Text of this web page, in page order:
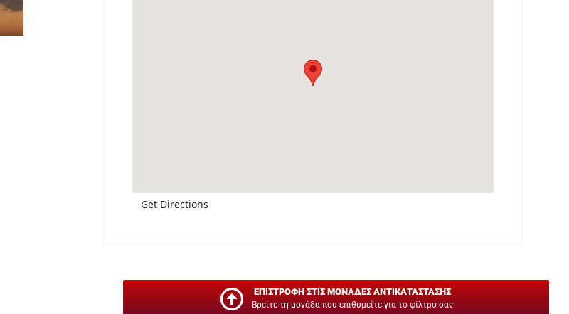
Get Directions
ΕΠΙΣΤΡΟΦΗ ΣΤΙΣ ΜΟΝΑΔΕΣ ΑΝΤΙΚΑΤΑΣΤΑΣΗΣ
Βρείτε τη μονάδα που επιθυμείτε για το φίλτρο σας